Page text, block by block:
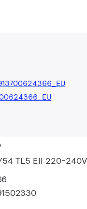
TL5 EII 220-240V